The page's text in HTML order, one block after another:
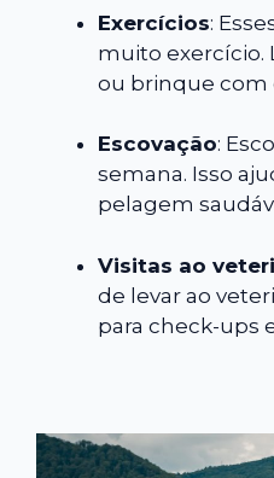
Exercícios:
muito exercício.
ou brinque com
Escovação:
semana. Isso
pelagem
Visitas ao
de levar ao
para check-ups